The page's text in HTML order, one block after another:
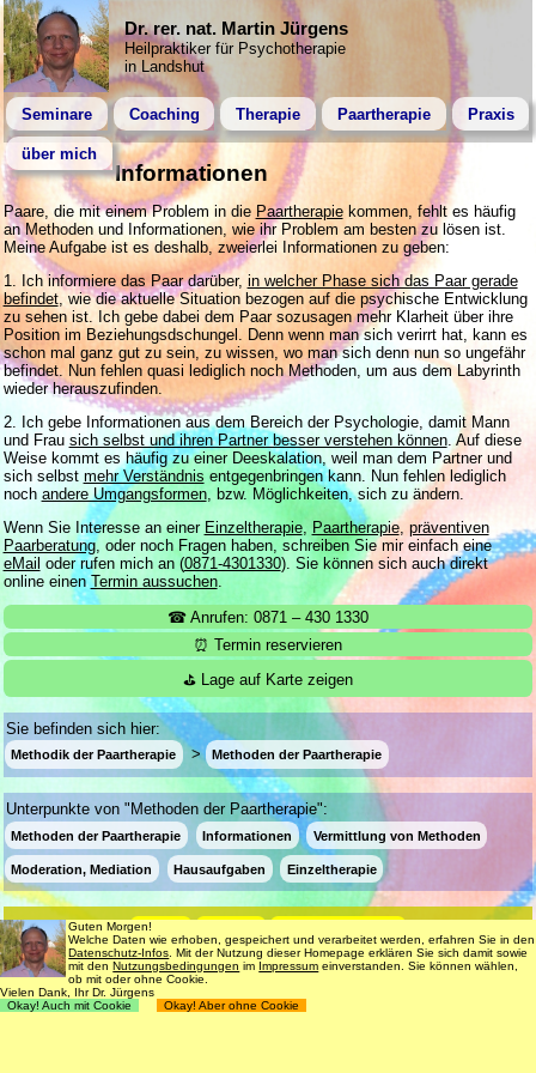
Dr. rer. nat. Martin Jürgens
Heilpraktiker für Psychotherapie
in Landshut
Seminare Coaching Therapie Paartherapie Praxis
über mich
Informationen
Paare, die mit einem Problem in die Paartherapiekommen, fehlt es häufig
an Methoden und Informationen, wie ihr Problem am besten zu lösen ist.
Meine Aufgabe ist es deshalb, zweierlei Informationen zu geben:
1. Ich informiere das Paar darüber, in welcher Phase sich das Paar gerade
befindet, wie die aktuelle Situation bezogen auf die psychische Entwicklung
zu sehen ist. Ich gebe dabei dem Paar sozusagen mehr Klarheit über ihre
Position im Beziehungsdschungel. Denn wenn man sich verirrt hat, kann es
schon mal ganz gut zu sein, zu wissen, wo man sich denn nun so ungefähr
befindet. Nun fehlen quasi lediglich noch Methoden, um aus dem Labyrinth
wieder herauszufinden.
2. Ich gebe Informationen aus dem Bereich der Psychologie, damit Mann
und Frau sich selbst und ihren Partner besser verstehen können. Auf diese
Weise kommt es häufig zu einer Deeskalation, weil man dem Partner und
sich selbst mehr Verständnis entgegenbringen kann. Nun fehlen lediglich
noch andere Umgangsformen, bzw. Möglichkeiten, sich zu ändern.
Wenn Sie Interesse an einer Einzeltherapie, Paartherapie, präventiven
Paarberatung, oder noch Fragen haben, schreiben Sie mir einfach eine
eMail oder rufen mich an (0871-4301330). Sie können sich auch direkt
online einenTermin aussuchen.
☎ Anrufen: 0871 – 430 1330
⏰ Termin reservieren
⛳ Lage auf Karte zeigen
Sie befinden sich hier:
Methodik der Paartherapie Methoden der Paartherapie
Unterpunkte von "Methoden der Paartherapie":
Methoden der Paartherapie Informationen Vermittlung von Methoden
Moderation, Mediation Hausaufgaben Einzeltherapie
Login
Datenschutz
Impressum Nutzungsbedingungen
© 1998 - 2018
Guten Morgen!
Welche Daten wie erhoben, gespeichert und verarbeitet werden, erfahren Sie in den
Datenschutz-Infos . Mit der Nutzung dieser Homepage erklären Sie sich damit sowie
mit denNutzungsbedingungen im Impressum einverstanden. Sie können wählen,
ob mit oder ohne Cookie.
Vielen Dank, Ihr Dr. Jürgens
Okay! Auch mit Cookie
Okay! Aber ohne Cookie